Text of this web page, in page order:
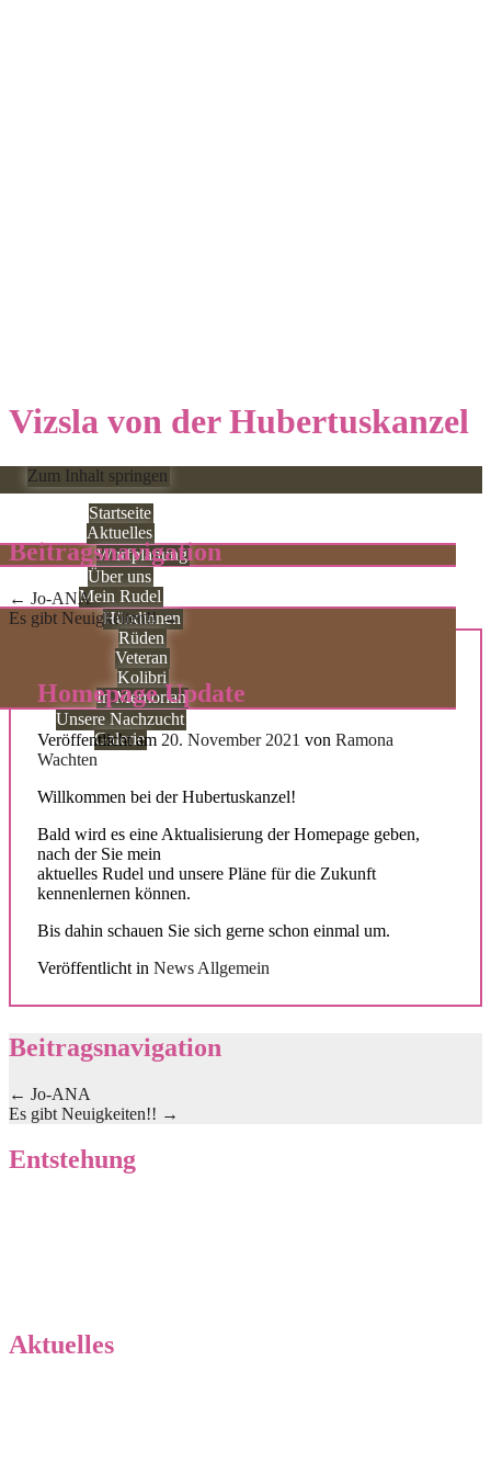
Vizsla von der Hubertuskanzel
Zum Inhalt springen
Startseite
Aktuelles
Wurfplanung
Über uns
Mein Rudel
Hündinnen
Rüden
Veteran
Kolibri
In Memorian
Unsere Nachzucht
Galerie
Beitragsnavigation
← Jo-ANA
Es gibt Neuigkeiten!!→
Homepage Update
Veröffentlicht am 20. November 2021 von Ramona
Wachten
Willkommen bei der Hubertuskanzel!
Bald wird es eine Aktualisierung der Homepage geben,
nach der Sie mein
aktuelles Rudel und unsere Pläne für die Zukunft
kennenlernen können.
Bis dahin schauen Sie sich gerne schon einmal um.
Veröffentlicht in News Allgemein
Beitragsnavigation
← Jo-ANA
Es gibt Neuigkeiten!! →
Entstehung
Aktuelles